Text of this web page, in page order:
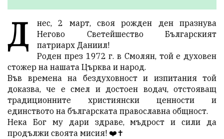
Д
нес, 2 март, своя рожден ден празнува
Негово Светейшество Българският
патриарх Даниил!
Роден през 1972 г. в Смолян, той е духовен
стожер на нашата Църква и народ.
Във времена на бездуховност и изпитания той
доказва, че е смел и достоен водач, отстояващ
традиционните християнски ценности и
единството на българската православна общност.
Нека Бог му дари здраве, мъдрост и сили да
продължи своята мисия! ❤️✝️